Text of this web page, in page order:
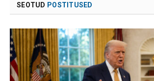
SEOTUD POSTITUSED